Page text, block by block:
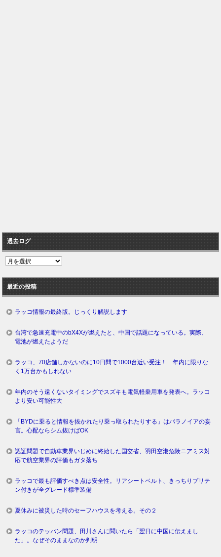
過去ログ
過
ロ
グ
最近の投稿
ラッコ情報の最終版。じっくり解説します
台湾で急速充電中のbX4Xが燃えたと、中国で話題になっている。実際、
電池が燃えたようだ
ラッコ、70店舗しかないのに10日間で1000台近い受注！ 年内に限りな
く1万台かもしれない
年内のそう遠くないタイミングでスズキも電気軽乗用車を発表へ。ラッコ
より安い可能性大
「BYDに乗ると情報を抜かれたり乗っ取られたりする」はパラノイアの妄
言。心配ならシム抜けばOK
認証問題で自動車業界いじめに終始した国交省、羽田空港危険ニアミス対
応で航空業界の評価もガタ落ち
ラッコで最も評価すべき点は安全性。リアシートベルト、きっちりプリテ
ン付きが全グレード標準装備
夏休みに被災した時のセーフハウスを考える。その２
ラッコのテッパン問題、田川さんに聞いたら「翌日に中国に伝えまし
た」。なぜそのままなのか判明